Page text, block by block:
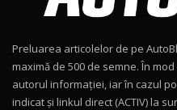
Noul Geely
15:22
Preluarea articolelor de pe
maximă de 500 de semne. În
autorul informației, iar în cazul
indicat și linkul direct (ACTIV) la